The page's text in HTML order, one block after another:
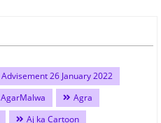
Advisement 26 January 2022
AgarMalwa
Agra
Aj ka Cartoon